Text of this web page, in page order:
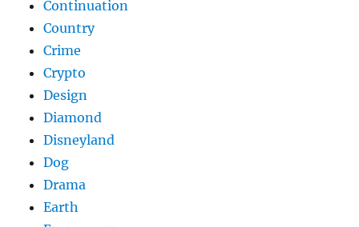
Continuation
Country
Crime
Crypto
Design
Diamond
Disneyland
Dog
Drama
Earth